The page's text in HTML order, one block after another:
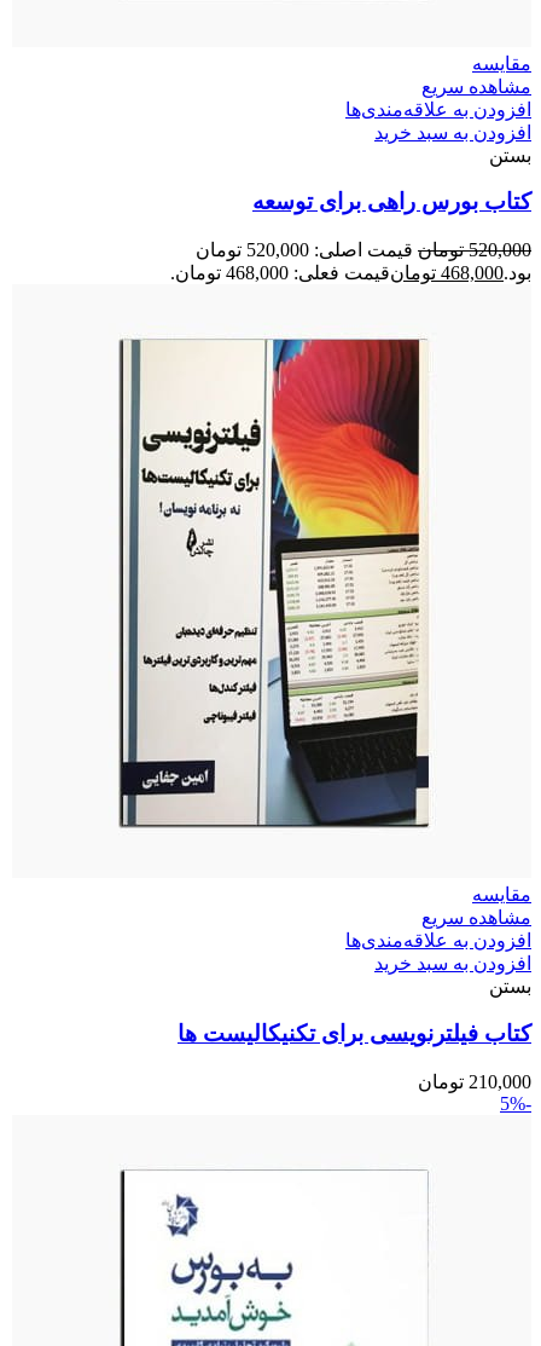
مقایسه
مشاهده سریع
افزودن به علاقه‌مندی‌ها
افزودن به سبد خرید
بستن
کتاب بورس راهی برای توسعه
520,000 تومان
قیمت اصلی: 520,000 تومان
بود.468,000 تومانقیمت فعلی: 468,000 تومان.
مقایسه
مشاهده سریع
افزودن به علاقه‌مندی‌ها
افزودن به سبد خرید
بستن
کتاب فیلترنویسی برای تکنیکالیست ها
210,000 تومان
-5%